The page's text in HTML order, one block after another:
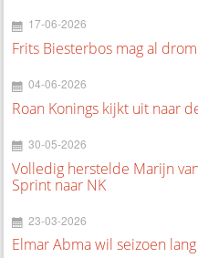
17-06-2026
Frits Biesterbos mag al
04-06-2026
Roan Konings kijkt uit naar
30-05-2026
Volledig herstelde Marijn
Sprint naar NK
23-03-2026
Elmar Abma wil seizoen